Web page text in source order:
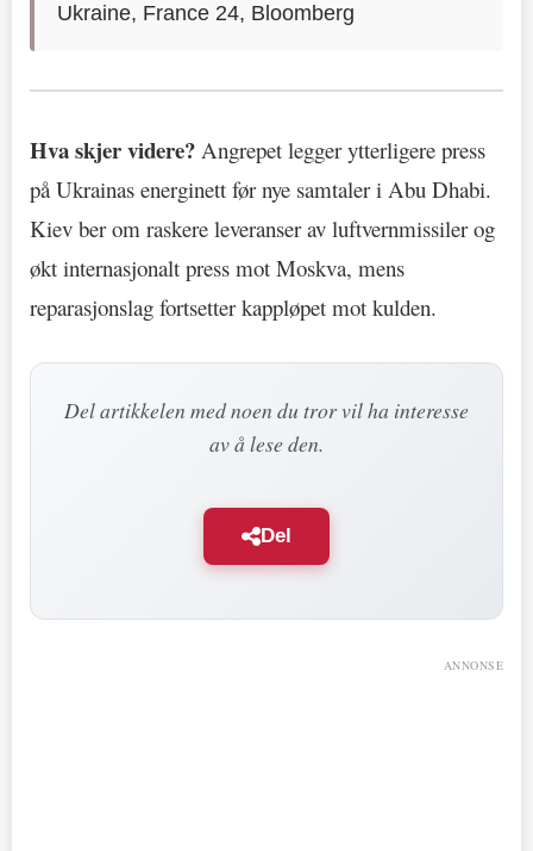
Ukraine, France 24, Bloomberg
Hva skjer videre? Angrepet legger ytterligere press
på Ukrainas energinett før nye samtaler i Abu Dhabi.
Kiev ber om raskere leveranser av luftvernmissiler og
økt internasjonalt press mot Moskva, mens
reparasjonslag fortsetter kappløpet mot kulden.
Del artikkelen med noen du tror vil ha interesse
av å lese den.
Del
ANNONSE